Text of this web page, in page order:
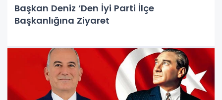
Başkan Deniz ‘Den İyi Parti İlçe
Başkanlığına Ziyaret